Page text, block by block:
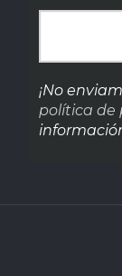
¡No
política de